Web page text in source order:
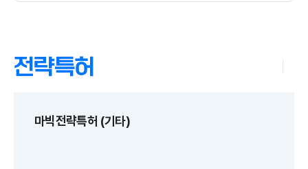
전략특허
마빅전략특허 (기타)